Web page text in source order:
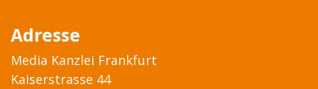
Adresse
Media Kanzlei Frankfurt
Kaiserstrasse 44